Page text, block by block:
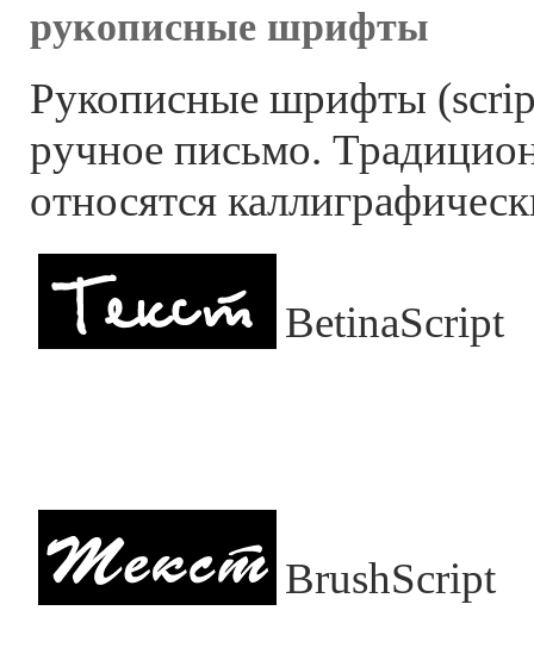
рукописные шрифты
Рукописные шрифты
ручное письмо.
относятся
BetinaScript
BrushScript